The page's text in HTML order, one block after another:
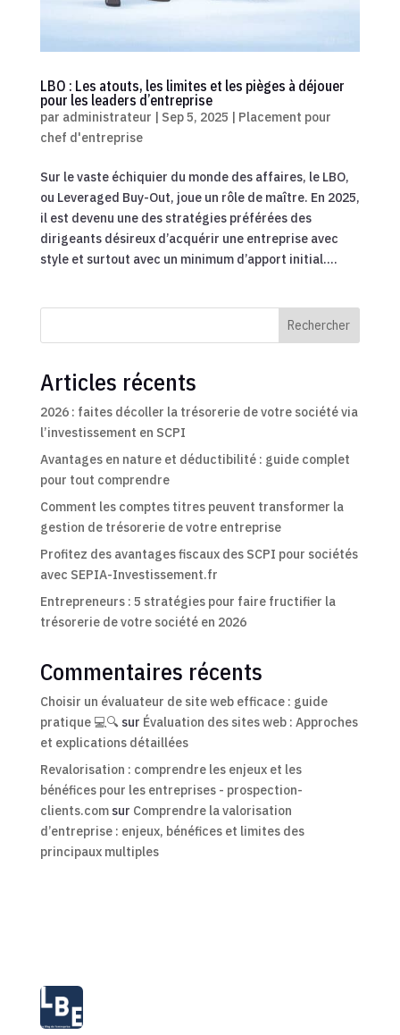
LBO : Les atouts, les limites et les pièges à déjouer
pour les leaders d’entreprise
par administrateur | Sep 5, 2025 | Placement pour
chef d'entreprise
Sur le vaste échiquier du monde des affaires, le LBO,
ou Leveraged Buy-Out, joue un rôle de maître. En 2025,
il est devenu une des stratégies préférées des
dirigeants désireux d’acquérir une entreprise avec
style et surtout avec un minimum d’apport initial....
Rechercher
Articles récents
2026 : faites décoller la trésorerie de votre société via
l’investissement en SCPI
Avantages en nature et déductibilité : guide complet
pour tout comprendre
Comment les comptes titres peuvent transformer la
gestion de trésorerie de votre entreprise
Profitez des avantages fiscaux des SCPI pour sociétés
avec SEPIA-Investissement.fr
Entrepreneurs : 5 stratégies pour faire fructifier la
trésorerie de votre société en 2026
Commentaires récents
Choisir un évaluateur de site web efficace : guide
pratique 💻🔍 sur Évaluation des sites web : Approches
et explications détaillées
Revalorisation : comprendre les enjeux et les
bénéfices pour les entreprises - prospection-
clients.comsur Comprendre la valorisation
d’entreprise : enjeux, bénéfices et limites des
principaux multiples